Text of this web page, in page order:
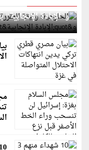
الخارجية: وثيقة
و"الإبادة